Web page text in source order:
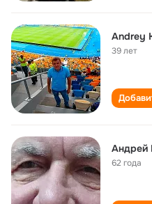
Andrey
39 лет
Андрей
62 года